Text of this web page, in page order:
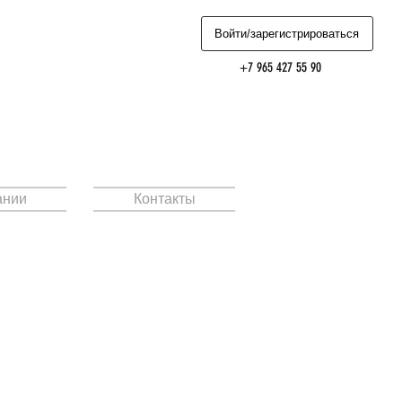
Войти/зарегистрироваться
+7 965 427 55 90
Контакты